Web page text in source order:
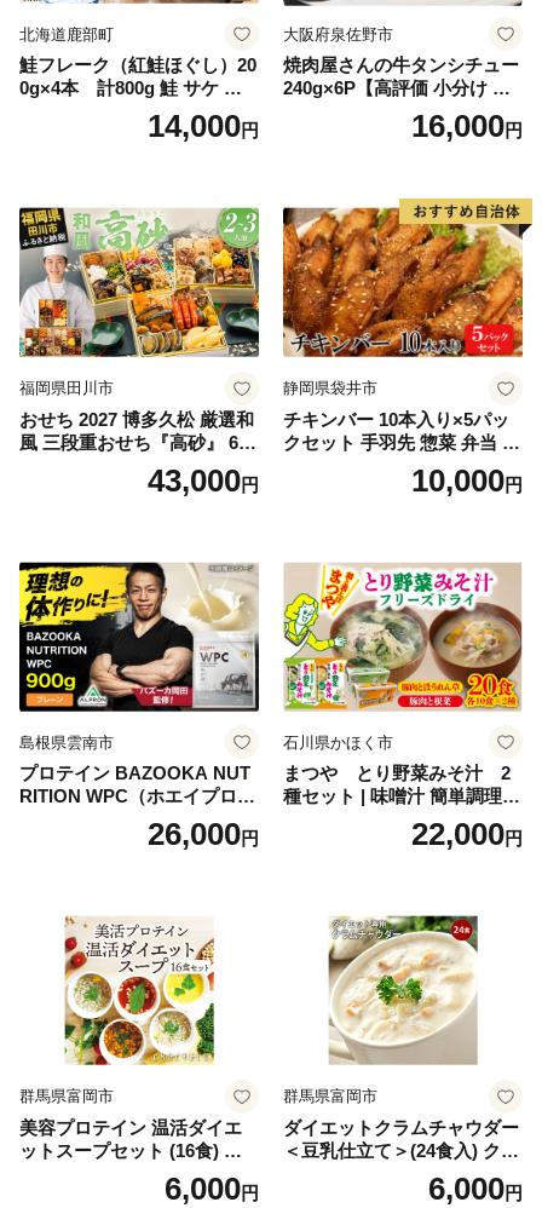
北海道鹿部町
鮭フレーク（紅鮭ほぐし）20
0g×4本 計800g 鮭 サケ 鮭
ほぐし サケフレーク シャケ
フレーク 鮭フレーク14,000円
大阪府泉佐野市
焼肉屋さんの牛タンシチュー
240g×6P【高評価 小分け 惣
菜 牛たん 一人暮らし 冷凍】
16,000円
福岡県田川市
おせち 2027 博多久松 厳選和
風 三段重おせち『高砂』 6.5
寸 3段重 2～3人前 おせち料
理 重箱 お正月 冷凍おせち 縁
ち 本格おせち おせち予約 年
末 年始 お取り寄せ 新春 贅沢
おせち こだわりおせち 惣菜
老舗おせち ふるさと納税お
せち 御節 お節料理 正月 調理
不要 おせち料理2027
43,000円
静岡県袋井市
チキンバー 10本入り×5パッ
クセット 手羽先 惣菜 弁当 お
かず お酒 おつまみ ギフト キ
ャンプ アウトドア キャンプ
10,000円
島根県雲南市
プロテイン BAZOOKA NUT
RITION WPC（ホエイプロテ
イン）＜プレーン＞ 900g｜
バズーカ岡田監修・植物由来
ロン [AIEN005]
26,000円
石川県かほく市
まつや とり野菜みそ汁 2
種セット | 味噌汁 簡単調理
お味噌 おみそ みそ とり野菜
時短料理 時短ごはん ご当地
22,000円
群馬県富岡市
美容プロテイン 温活ダイエ
ットスープセット (16食) 小
分け スープ 食べ比べ セット
詰合せ クラムチャウダー チ
6,000円
群馬県富岡市
ダイエットクラムチャウダー
＜豆乳仕立て＞(24食入) クラ
ムチャウダー 豆乳 ダイエッ
ト スープ プロテイン たんぱ
6,000円